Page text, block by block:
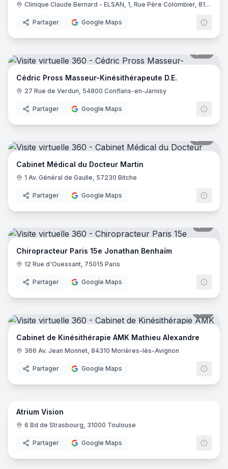
Clinique Claude Bernard - ELSAN, 1, Rue Père Colombier, 81030 Albi
Partager Google Maps
Cédric Pross Masseur-Kinésithérapeute D.E.
27 Rue de Verdun, 54800 Conflans-en-Jarnisy
Partager Google Maps
Cabinet Médical du Docteur Martin
1 Av. Général de Gaulle, 57230 Bitche
Partager Google Maps
Chiropracteur Paris 15e Jonathan Benhaïm
12 Rue d'Ouessant, 75015 Paris
Partager Google Maps
Cabinet de Kinésithérapie AMK Mathieu Alexandre
366 Av. Jean Monnet, 84310 Morières-lès-Avignon
Partager Google Maps
23
Atrium Vision
6 Bd de Strasbourg, 31000 Toulouse
Partager Google Maps